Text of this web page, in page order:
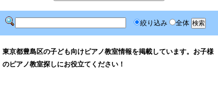
絞り込み 全体
東京都豊島区の子ども向けピアノ教室情報を掲載しています。お子様
のピアノ教室探しにお役立てください！